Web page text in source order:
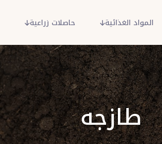
المواد الغذائية حاصلات زراعية
طازجه